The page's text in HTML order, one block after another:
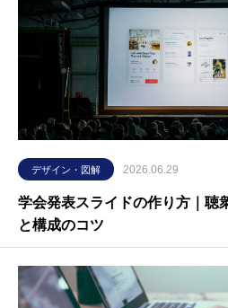
デザイン・図解 2026.06.29
学会発表スライドの作り方｜聴
と構成のコツ